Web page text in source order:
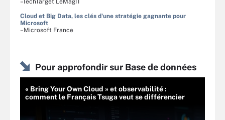
–TechTarget LeMagIT
Cloud et Big Data, les clés d'une stratégie gagnante pour
Microsoft
–Microsoft France
Pour approfondir sur Base de données
« Bring Your Own Cloud » et observabilité :
comment le Français Tsuga veut se différencier